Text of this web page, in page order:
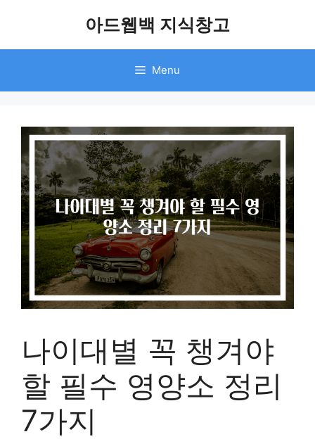
아드웹백 지식창고
Menu
나이대별 꼭 챙겨야
할 필수 영양소 정리
7가지